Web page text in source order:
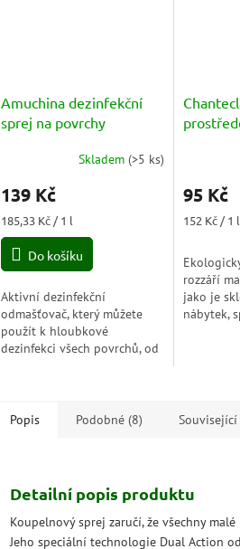
Amuchina dezinfekční
sprej na povrchy
sgrassatore attivo) 750
produktu
5,0
5
Skladem (>5 ks)
139 Kč
Měrná
cena:
185,33 Kč / 1 l
Do košíku
Aktivní dezinfekční
odmašťovač, který můžete
použít k hloubkové
dezinfekci všech povrchů, od
sporáky,...
produktu
5,0
5
hvězdiček.
95 Kč
Měrná
152 Kč / 1 l
rozzáří
jako je
nábytek,
Popis
Podobné (8)
Detailní popis produktu
Koupelnový sprej zaručí, že všechny
Jeho speciální technologie Dual Action